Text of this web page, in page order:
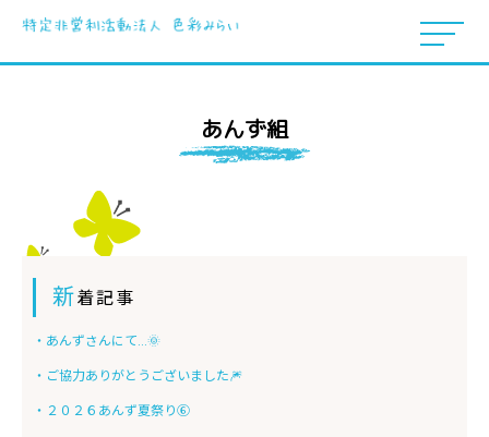
あんず組
新着記事
・あんずさんにて…🌞
・ご協力ありがとうございました🎆
・２０２６あんず夏祭り⑥